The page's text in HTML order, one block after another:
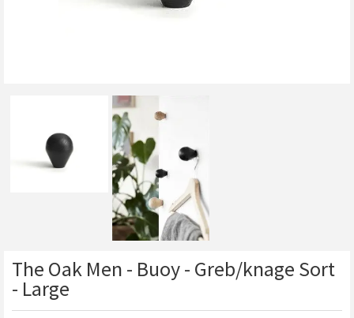
The Oak Men - Buoy - Greb/knage Sort
- Large